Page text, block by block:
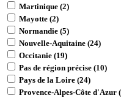
Martinique (2)
Mayotte (2)
Normandie (5)
Nouvelle-Aquitaine (24)
Occitanie (19)
Pas de région précise (10)
Pays de la Loire (24)
Provence-Alpes-Côte d'Azur (